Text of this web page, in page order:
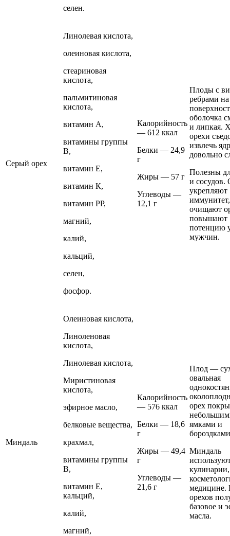
селен.
Серый орех
Линолевая кислота,
олеиновая кислота,
стеариновая
кислота,
пальмитиновая
кислота,
витамин А,
витамины группы
В,
витамин Е,
витамин К,
витамин РР,
магний,
калий,
кальций,
селен,
фосфор.
Калорийность
— 612 ккал
Белки — 24,9
г
Жиры — 57 г
Углеводы —
12,1 г
Плоды с
ребрами на
оболочка
и липкая.
орехи
извлечь
довольно
Полезны
и сосудов.
укрепляют
иммунитет,
очищают
повышают
потенцию
мужчин.
Миндаль
Олеиновая кислота,
Линоленовая
кислота,
Линолевая кислота,
Миристиновая
кислота,
эфирное масло,
белковые вещества,
крахмал,
витамины группы
В,
витамин Е,
кальций,
калий,
магний,
Калорийность
— 576 ккал
Белки — 18,6
г
Жиры — 49,4
г
Углеводы —
21,6 г
Плод —
овальная
орех
ямками и
Миндаль
кулинарии,
медицине.
орехов
базовое и
масла.